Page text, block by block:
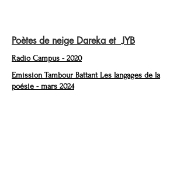
Poètes de neige Dareka et JYB
Radio Campus - 2020
Emission Tambour Battant Les langages de la
poésie - mars 2024